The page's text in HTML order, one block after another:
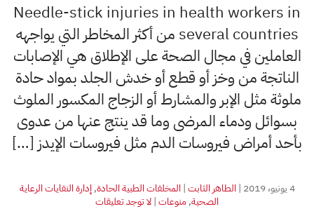
Needle-stick injuries in health workers in
several countries من أكثر المخاطر التي يواجهه
العاملين في مجال الصحة على الإطلاق هي الإصابات
الناتجة من وخز أو قطع أو خدش الجلد بمواد حادة
ملوثة مثل الإبر والمشارط أو الزجاج المكسور الملوث
بسوائل ودماء المرضى وما قد ينتج عنها من عدوى
بأحد أمراض فيروسات الدم مثل فيروسات الإيدز […]
4 يونيو، 2019 | الطاهر الثابت| المخلفات الطبية الحادة, إدارة النفايات الرعاية
الصحية,منوعات|لا توجد تعليقاتعلى